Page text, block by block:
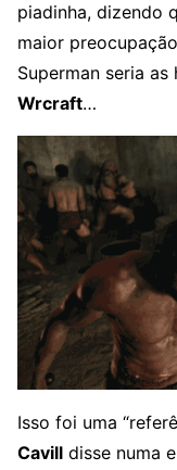
piadinha, dizendo
maior
Superman seria as
Wrcraft…
Isso foi uma
Cavill disse numa